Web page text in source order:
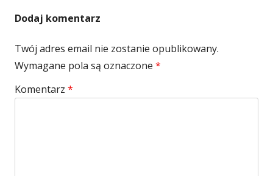
Dodaj komentarz
Twój adres email nie zostanie opublikowany.
Wymagane pola są oznaczone *
Komentarz *